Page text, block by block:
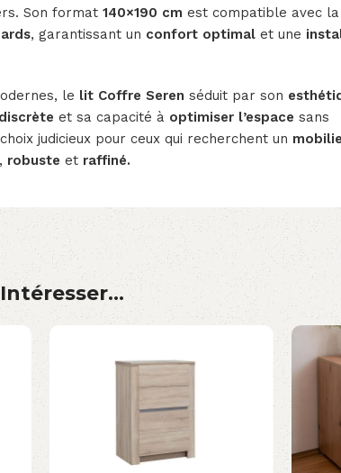
Son format 140×190 cm est compatible avec la
, garantissant un confort optimal et une
le lit Coffre Seren séduit par son
et sa capacité à optimiser l’espace sans
judicieux pour ceux qui recherchent un
, robuste et raffiné.